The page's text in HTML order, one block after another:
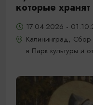
которые
17.04.2026 -
Калининград, Сбор
в Парк культуры и